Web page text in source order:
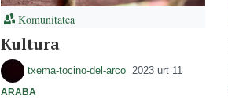
Komunitatea
Kultura
txema-tocino-del-arco 2023 urt 11
ARABA